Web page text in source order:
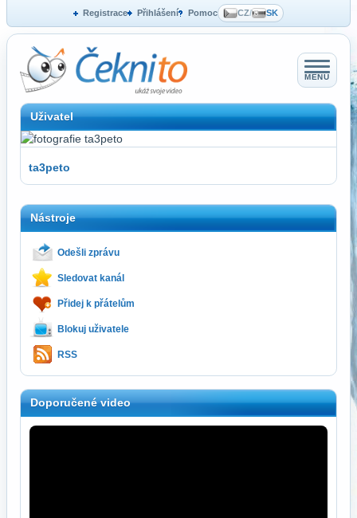
Registrace Přihlášení Pomoc CZ/ SK
MENU
Uživatel
ta3peto
Nástroje
Odešli zprávu
Sledovat kanál
Přidej k přátelům
Blokuj uživatele
RSS
Doporučené video